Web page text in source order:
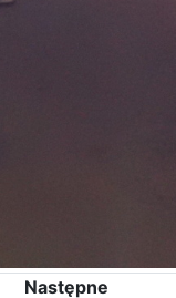
Następne